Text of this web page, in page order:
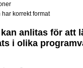
korrekt format
anlitas för att
i olika